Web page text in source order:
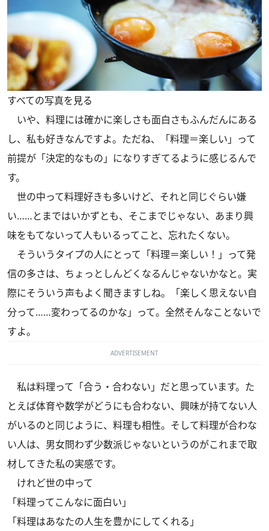
すべての写真を見る
いや、料理には確かに楽しさも面白さもふんだんにある
し、私も好きなんですよ。ただね、「料理＝楽しい」って
前提が「決定的なもの」になりすぎてるように感じるんで
す。
世の中って料理好きも多いけど、それと同じぐらい嫌
い……とまではいかずとも、そこまでじゃない、あまり興
味をもてないって人もいるってこと、忘れたくない。
そういうタイプの人にとって「料理＝楽しい！」って発
信の多さは、ちょっとしんどくなるんじゃないかなと。実
際にそういう声もよく聞きますしね。「楽しく思えない自
分って……変わってるのかな」って。全然そんなことないで
すよ。
ADVERTISEMENT
私は料理って「合う・合わない」だと思っています。た
とえば体育や数学がどうにも合わない、興味が持てない人
がいるのと同じように、料理も相性。そして料理が合わな
い人は、男女問わず少数派じゃないというのがこれまで取
材してきた私の実感です。
けれど世の中って
「料理ってこんなに面白い」
「料理はあなたの人生を豊かにしてくれる」